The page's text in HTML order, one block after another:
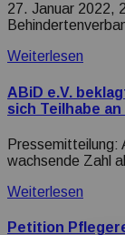
27. Januar 2022,
Weiterlesen
ABiD e.V.
sich Teilhabe
Pressemitteilung:
wachsende Zahl
Weiterlesen
Petition